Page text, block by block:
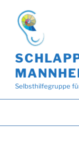
Inhalt
springen
Selbsthilfegruppe